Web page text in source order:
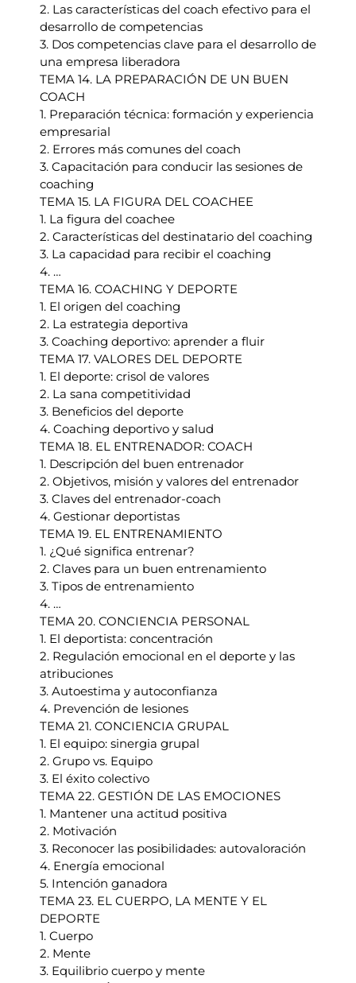
2. Las características del coach efectivo para el
desarrollo de competencias
3. Dos competencias clave para el desarrollo de
una empresa liberadora
TEMA 14. LA PREPARACIÓN DE UN BUEN
COACH
1. Preparación técnica: formación y experiencia
empresarial
2. Errores más comunes del coach
3. Capacitación para conducir las sesiones de
coaching
TEMA 15. LA FIGURA DEL COACHEE
1. La figura del coachee
2. Características del destinatario del coaching
3. La capacidad para recibir el coaching
4. …
TEMA 16. COACHING Y DEPORTE
1. El origen del coaching
2. La estrategia deportiva
3. Coaching deportivo: aprender a fluir
TEMA 17. VALORES DEL DEPORTE
1. El deporte: crisol de valores
2. La sana competitividad
3. Beneficios del deporte
4. Coaching deportivo y salud
TEMA 18. EL ENTRENADOR: COACH
1. Descripción del buen entrenador
2. Objetivos, misión y valores del entrenador
3. Claves del entrenador-coach
4. Gestionar deportistas
TEMA 19. EL ENTRENAMIENTO
1. ¿Qué significa entrenar?
2. Claves para un buen entrenamiento
3. Tipos de entrenamiento
4. …
TEMA 20. CONCIENCIA PERSONAL
1. El deportista: concentración
2. Regulación emocional en el deporte y las
atribuciones
3. Autoestima y autoconfianza
4. Prevención de lesiones
TEMA 21. CONCIENCIA GRUPAL
1. El equipo: sinergia grupal
2. Grupo vs. Equipo
3. El éxito colectivo
TEMA 22. GESTIÓN DE LAS EMOCIONES
1. Mantener una actitud positiva
2. Motivación
3. Reconocer las posibilidades: autovaloración
4. Energía emocional
5. Intención ganadora
TEMA 23. EL CUERPO, LA MENTE Y EL
DEPORTE
1. Cuerpo
2. Mente
3. Equilibrio cuerpo y mente